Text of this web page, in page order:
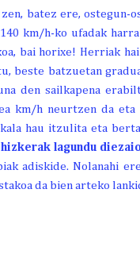
batez ere, ostegun-
km/h-ko ufadak
bai horixe! Herriak
beste batzuetan
den sailkapena
km/h neurtzen da
hau itzulita eta
lagundu
adiskide. Nolanahi
da bien arteko